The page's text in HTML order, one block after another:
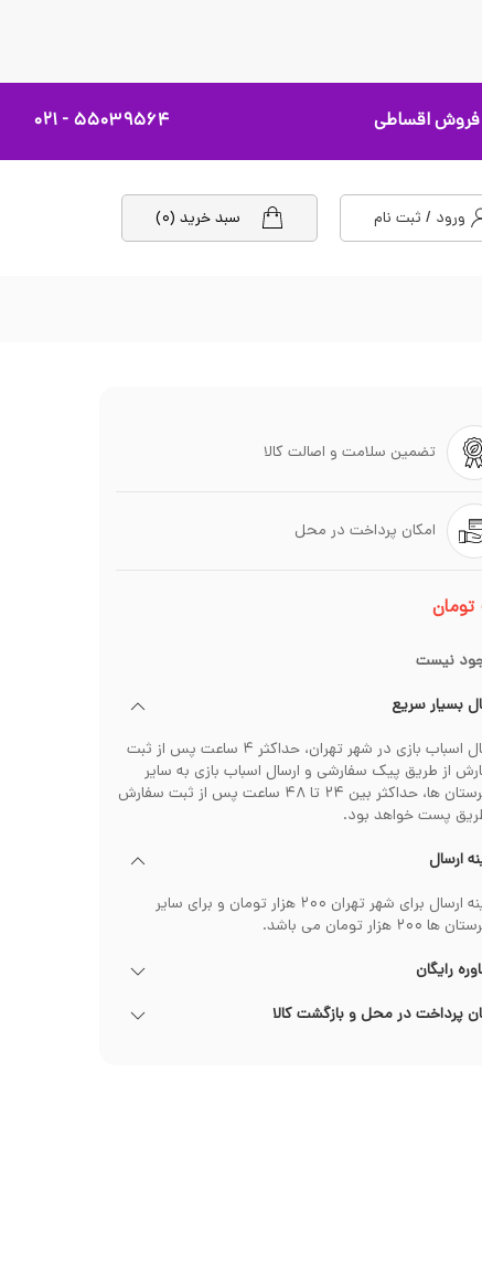
فروش اقساطی ۵۵۰۳۹۵۶۴ - ۰۲۱
ورود / ثبت نام سبد خرید (۰)
تضمین سلامت و اصالت کالا
امکان پرداخت در محل
تومان
نیست
بسیار سریع
ارسال اسباب بازی در شهر تهران، حداکثر ۴ ساعت پس از ثبت
از طریق پیک سفارشی و ارسال اسباب بازی به سایر
شهرستان ها، حداکثر بین ۲۴ تا ۴۸ ساعت پس از ثبت سفارش
پست خواهد بود.
ارسال
هزینه ارسال برای شهر تهران ۲۰۰ هزار تومان و برای سایر
۲۰۰ هزار تومان می باشد.
رایگان
پرداخت در محل و بازگشت کالا